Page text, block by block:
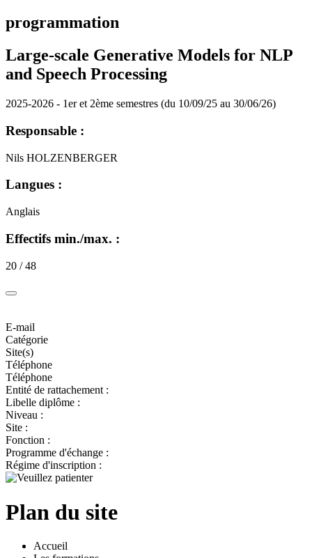
programmation
Large-scale Generative Models for NLP
and Speech Processing
2025-2026 - 1er et 2ème semestres (du 10/09/25 au 30/06/26)
Responsable :
Nils HOLZENBERGER
Langues :
Anglais
Effectifs min./max. :
20 / 48
E-mail
Catégorie
Site(s)
Téléphone
Téléphone
Entité de rattachement :
Libelle diplôme :
Niveau :
Site :
Fonction :
Programme d'échange :
Régime d'inscription :
Plan du site
Accueil